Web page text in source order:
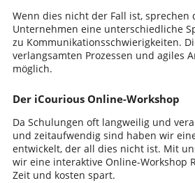
Wenn dies nicht der Fall ist, sprechen
Unternehmen eine unterschiedliche
zu Kommunikationsschwierigkeiten.
verlangsamten Prozessen und agiles
möglich.
Der iCourious Online-Workshop
Da Schulungen oft langweilig und
und zeitaufwendig sind haben wir
entwickelt, der all dies nicht ist. Mit
wir eine interaktive Online-Workshop
Zeit und kosten spart.